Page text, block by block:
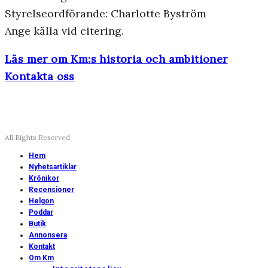
Styrelseordförande: Charlotte Byström
Ange källa vid citering.
Läs mer om Km:s historia och ambitioner
Kontakta oss
All Rights Reserved
Hem
Nyhetsartiklar
Krönikor
Recensioner
Helgon
Poddar
Butik
Annonsera
Kontakt
Om Km